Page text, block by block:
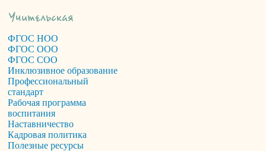
ФГОС НОО
ФГОС ООО
ФГОС СОО
Инклюзивное образование
Профессиональный
стандарт
Рабочая программа
воспитания
Наставничество
Кадровая политика
Полезные ресурсы